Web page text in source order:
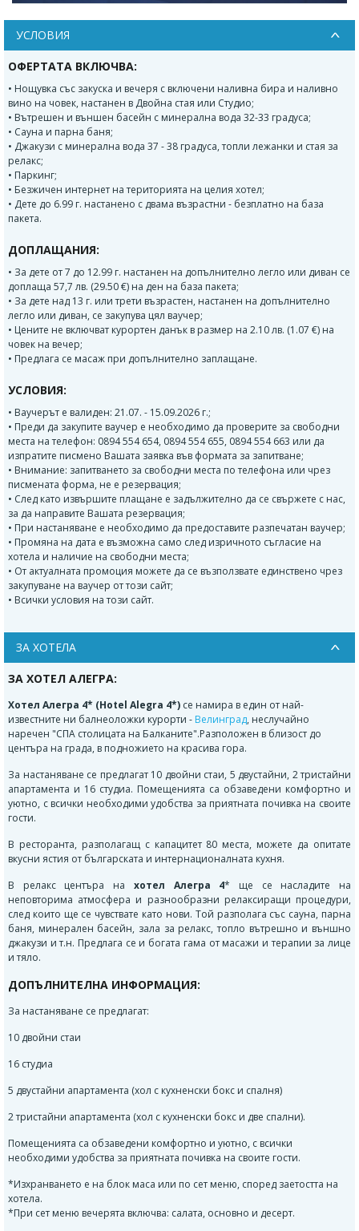
УСЛОВИЯ
ОФЕРТАТА ВКЛЮЧВА:
• Нощувка със закуска и вечеря с включени наливна бира и наливно
вино на човек, настанен в Двойна стая или Студио;
• Вътрешен и външен басейн с минерална вода 32-33 градуса;
• Сауна и парна баня;
• Джакузи с минерална вода 37 - 38 градуса, топли лежанки и стая за
релакс;
• Паркинг;
• Безжичен интернет на територията на целия хотел;
• Дете до 6.99 г. настанено с двама възрастни - безплатно на база
пакета.
ДОПЛАЩАНИЯ:
• За дете от 7 до 12.99 г. настанен на допълнително легло или диван се
доплаща 57,7 лв. (29.50 €) на ден на база пакета;
• За дете над 13 г. или трети възрастен, настанен на допълнително
легло или диван, се закупува цял ваучер;
• Цените не включват курортен данък в размер на 2.10 лв. (1.07 €) на
човек на вечер;
• Предлага се масаж при допълнително заплащане.
УСЛОВИЯ:
• Ваучерът е валиден: 21.07. - 15.09.2026 г.;
• Преди да закупите ваучер е необходимо да проверите за свободни
места на телефон: 0894 554 654, 0894 554 655, 0894 554 663 или да
изпратите писмено Вашата заявка във формата за запитване;
• Внимание: запитването за свободни места по телефона или чрез
писмената форма, не е резервация;
• След като извършите плащане е задължително да се свържете с нас,
за да направите Вашата резервация;
• При настаняване е необходимо да предоставите разпечатан ваучер;
• Промяна на дата е възможна само след изричното съгласие на
хотела и наличие на свободни места;
• От актуалната промоция можете да се възползвате единствено чрез
закупуване на ваучер от този сайт;
• Всички условия на този сайт.
ЗА ХОТЕЛА
ЗА ХОТЕЛ АЛЕГРА:
Хотел Алегра 4* (Hotel Alegra 4*) се намира в един от най-
известните ни балнеоложки курорти - Велинград, неслучайно
наречен "СПА столицата на Балканите".Разположен в близост до
центъра на града, в подножието на красива гора.
За настаняване се предлагат 10 двойни стаи, 5 двустайни, 2 тристайни
апартамента и 16 студиа. Помещенията са обзаведени комфортно и
уютно, с всички необходими удобства за приятната почивка на своите
гости.
В ресторанта, разполагащ с капацитет 80 места, можете да опитате
вкусни ястия от българската и интернационалната кухня.
В релакс центъра на хотел Алегра 4* ще се насладите на
неповторима атмосфера и разнообразни релаксиращи процедури,
след които ще се чувствате като нови. Той разполага със сауна, парна
баня, минерален басейн, зала за релакс, топло вътрешно и външно
джакузи и т.н. Предлага се и богата гама от масажи и терапии за лице
и тяло.
ДОПЪЛНИТЕЛНА ИНФОРМАЦИЯ:
За настаняване се предлагат:
10 двойни стаи
16 студиа
5 двустайни апартамента (хол с кухненски бокс и спалня)
2 тристайни апартамента (хол с кухненски бокс и две спални).
Помещенията са обзаведени комфортно и уютно, с всички
необходими удобства за приятната почивка на своите гости.
*Изхранването е на блок маса или по сет меню, според заетостта на
хотела.
*При сет меню вечерята включва: салата, основно и десерт.